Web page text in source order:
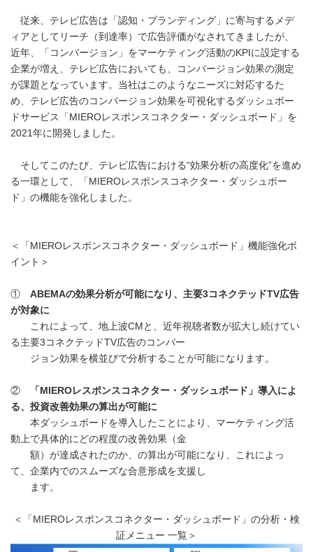
従来、テレビ広告は「認知・ブランディング」に寄与するメデ
ィアとしてリーチ（到達率）で広告評価がなされてきましたが、
近年、「コンバージョン」をマーケティング活動のKPIに設定する
企業が増え、テレビ広告においても、コンバージョン効果の測定
が課題となっています。当社はこのようなニーズに対応するた
め、テレビ広告のコンバージョン効果を可視化するダッシュボー
ドサービス「MIEROレスポンスコネクター・ダッシュボード」を
2021年に開発しました。
そしてこのたび、テレビ広告における“効果分析の高度化”を進め
る一環として、「MIEROレスポンスコネクター・ダッシュボー
ド」の機能を強化しました。
＜「MIEROレスポンスコネクター・ダッシュボード」機能強化ポ
イント＞
① ABEMAの効果分析が可能になり、主要3コネクテッドTV広告
が対象に
これによって、地上波CMと、近年視聴者数が拡大し続けてい
る主要3コネクテッドTV広告のコンバー
ジョン効果を横並びで分析することが可能になります。
② 「MIEROレスポンスコネクター・ダッシュボード」導入によ
る、投資改善効果の算出が可能に
本ダッシュボードを導入したことにより、マーケティング活
動上で具体的にどの程度の改善効果（金
額）が達成されたのか、の算出が可能になり、これによっ
て、企業内でのスムーズな合意形成を支援し
ます。
＜「MIEROレスポンスコネクター・ダッシュボード」の分析・検
証メニュー 一覧＞